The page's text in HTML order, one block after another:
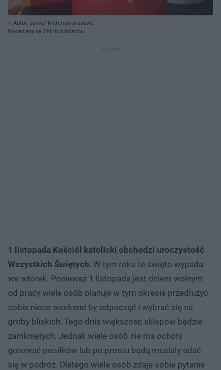
Autor: canva/ Materiały prasowe
Wyceniany na 191 mld dolarów
1 listopada Kościół katolicki obchodzi uroczystość
Wszystkich Świętych. W tym roku te święto wypada
we wtorek. Ponieważ 1 listopada jest dniem wolnym
od pracy wiele osób planuje w tym okresie przedłużyć
sobie nieco weekend by odpocząć i wybrać się na
groby bliskich. Tego dnia większość sklepów będzie
zamkniętych. Jednak wiele osób nie ma ochoty
gotować posiłków lub po prostu będą musiały udać
się w podróż. Dlatego wiele osób zdaje sobie pytanie -